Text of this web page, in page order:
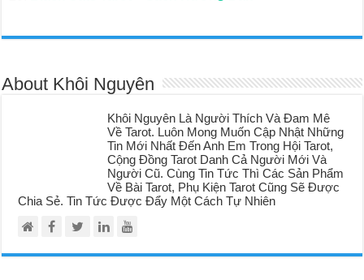
About Khôi Nguyên
Khôi Nguyên Là Người Thích Và Đam Mê
Về Tarot. Luôn Mong Muốn Cập Nhật Những
Tin Mới Nhất Đến Anh Em Trong Hội Tarot,
Cộng Đồng Tarot Danh Cả Người Mới Và
Người Cũ. Cùng Tin Tức Thì Các Sản Phẩm
Về Bài Tarot, Phụ Kiện Tarot Cũng Sẽ Được
Chia Sẻ. Tin Tức Được Đẩy Một Cách Tự Nhiên